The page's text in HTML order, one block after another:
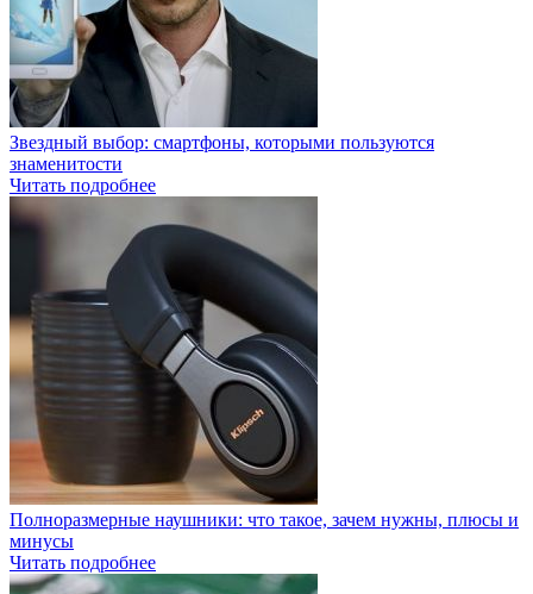
Звездный выбор: смартфоны, которыми пользуются
знаменитости
Читать подробнее
Полноразмерные наушники: что такое, зачем нужны, плюсы и
минусы
Читать подробнее